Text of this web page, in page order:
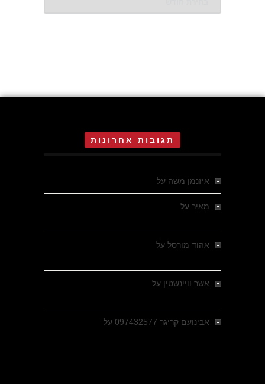
תגובות אחרונות
איזנמן משה על
מאיר על
אהוד מורסל על
אשר וויינשטין על
אבינועם קריגר 097432577 על